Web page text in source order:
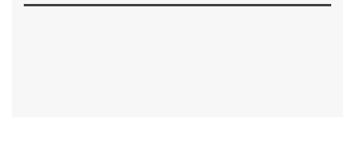
Begeisterung fürs Lesen fördern